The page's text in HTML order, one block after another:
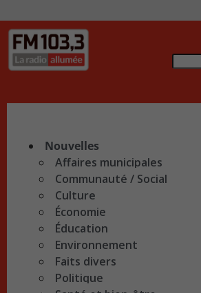
Nouvelles
Affaires municipales
Communauté / Social
Culture
Économie
Éducation
Environnement
Faits divers
Politique